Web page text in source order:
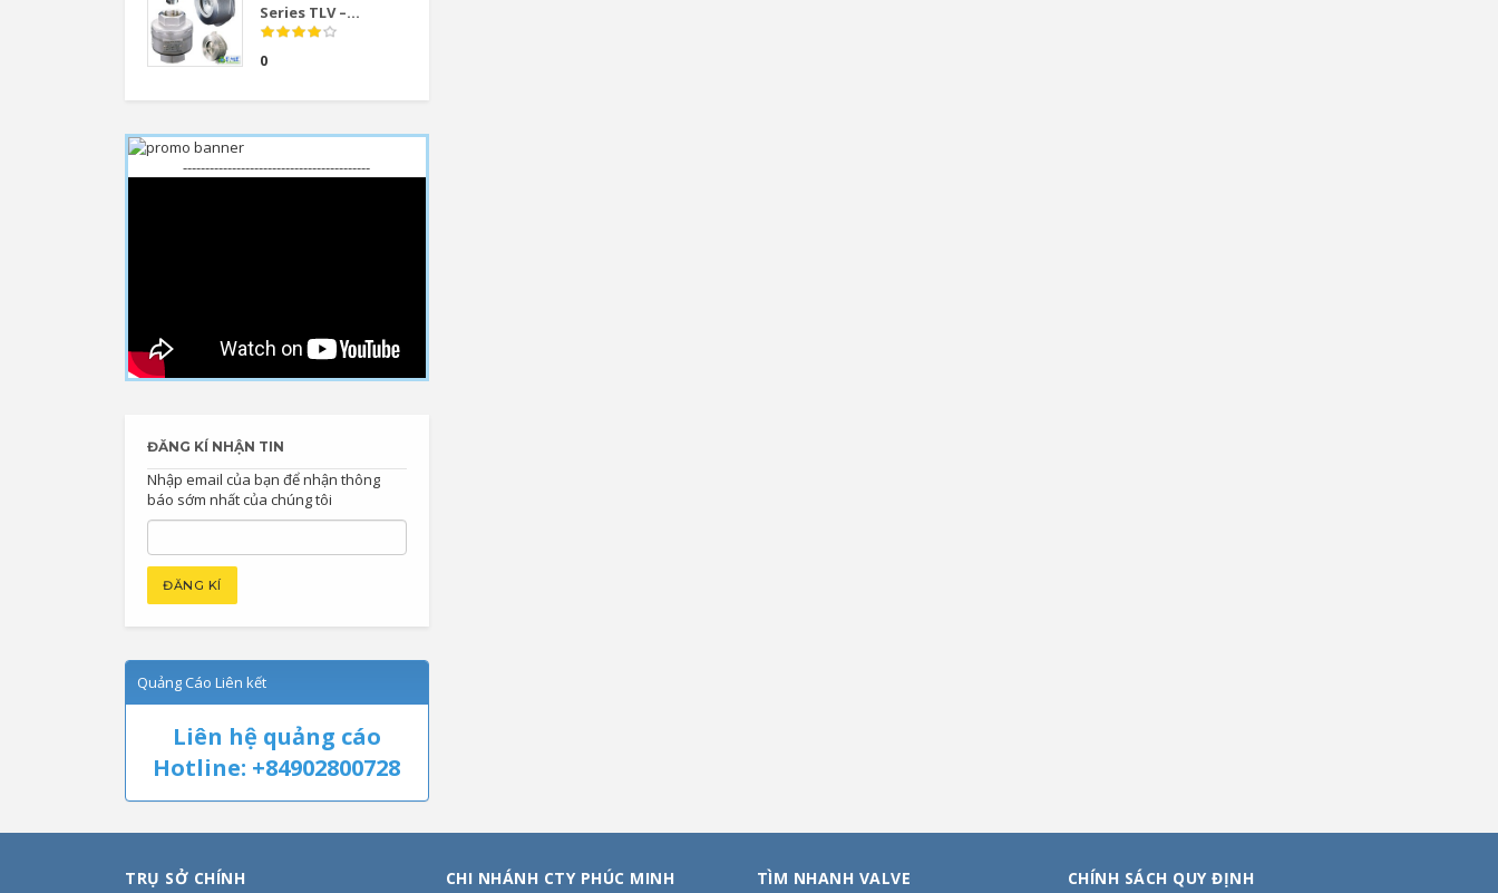
Series TLV –...
0
------------------------------------------
ĐĂNG KÍ NHẬN TIN
Nhập email của bạn để nhận thông
báo sớm nhất của chúng tôi
Quảng Cáo Liên kết
Liên hệ quảng cáo
Hotline: +84902800728
TRỤ SỞ CHÍNH CHI NHÁNH CTY PHÚC MINH TÌM NHANH VALVE CHÍNH SÁCH QUY ĐỊNH